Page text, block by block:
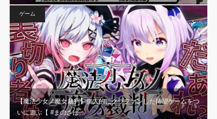
ゲーム
【魔法少女ノ魔女裁判】個人的にクラファンした待望ゲームをつ
いに遊ぶ【 #まのさば…